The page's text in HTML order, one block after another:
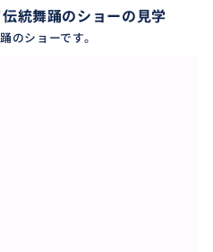
統舞踊のショーの見学
のショーです。